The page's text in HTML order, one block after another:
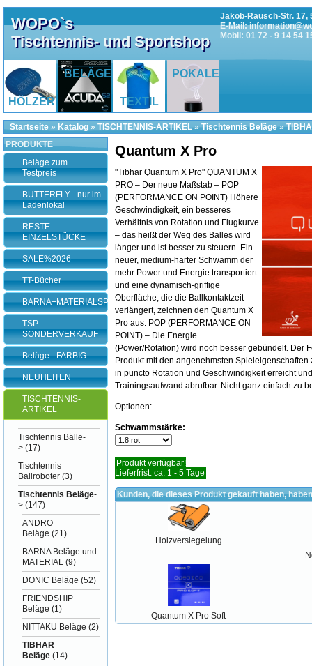
WOPO`s
Tischtennis- und Sportshop
Jakob-Rausch-Str. 17,
E-Mail:
Mobil: 01 72 - 9 14 54
HÖLZER
BELÄGE
TEXTIL
POKALE
Startseite » Katalog » TISCHTENNIS-ARTIKEL»Tischtennis Beläge»
Quantum X Pro
"Tibhar Quantum X Pro" QUANTUM X
PRO – Der neue Maßstab – POP
(PERFORMANCE ON POINT) Höhere
Geschwindigkeit, ein besseres
Verhältnis von Rotation und Flugkurve
– das heißt der Weg des Balles wird
länger und ist besser zu steuern. Ein
neuer, medium-harter Schwamm der
mehr Power und Energie transportiert
und eine dynamisch-griffige
Oberfläche, die die Ballkontaktzeit
verlängert, zeichnen den Quantum X
Pro aus. POP (PERFORMANCE ON
POINT) – Die Energie
(Power/Rotation) wird noch besser gebündelt. Der
Produkt mit den angenehmsten
in puncto Rotation und Geschwindigkeit erreicht
Trainingsaufwand abrufbar. Nicht ganz einfach zu
Optionen:
Schwammstärke:
Produkt verfügbar!
Lieferfrist: ca. 1 - 5 Tage
Kunden, die dieses Produkt gekauft haben,
Holzversiegelung
Quantum X Pro Soft
PRODUKTE
Beläge zum
Testpreis
BUTTERFLY - nur im
Ladenlokal
RESTE
EINZELSTÜCKE
SALE%2026
TT-Bücher
BARNA+MATERIALSPEZI
TSP-
SONDERVERKAUF
Beläge - FARBIG -
NEUHEITEN
TISCHTENNIS-
ARTIKEL
Tischtennis Bälle-
> (17)
Tischtennis
Ballroboter (3)
Tischtennis Beläge-
> (147)
ANDRO
Beläge (21)
BARNA Beläge und
MATERIAL (9)
DONIC Beläge (52)
FRIENDSHIP
Beläge (1)
NITTAKU Beläge (2)
TIBHAR
Beläge (14)